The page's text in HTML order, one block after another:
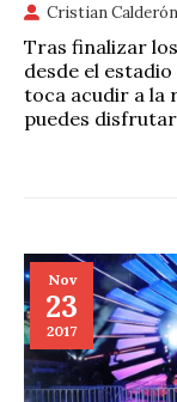
Cristian Calderón
Tras finalizar
desde el
toca acudir a la
puedes
Nov
23
2017